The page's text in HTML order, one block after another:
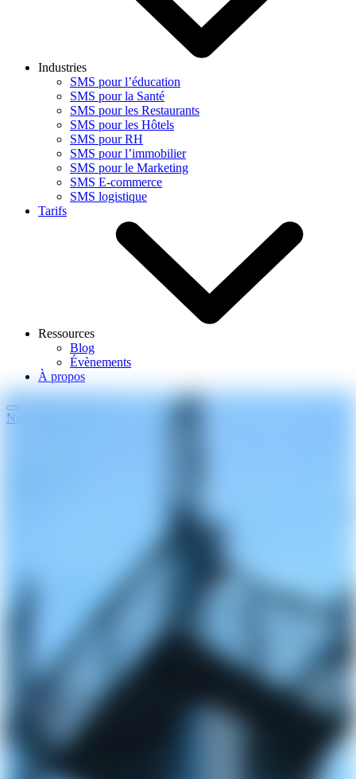
Industries
SMS pour l’éducation
SMS pour la Santé
SMS pour les Restaurants
SMS pour les Hôtels
SMS pour RH
SMS pour l’immobilier
SMS pour le Marketing
SMS E-commerce
SMS logistique
Tarifs
Ressources
Blog
Évènements
À propos
Nous Contacter